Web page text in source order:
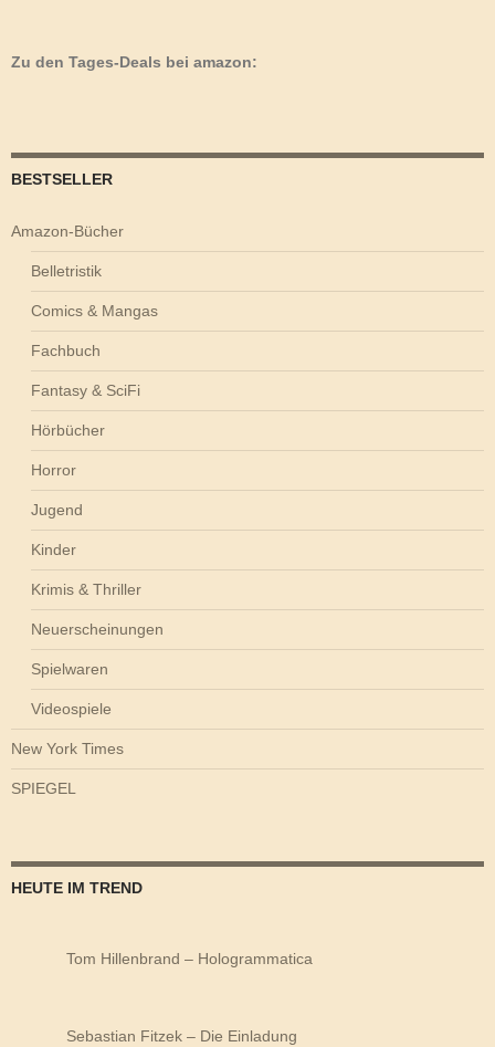
Zu den Tages-Deals bei amazon:
BESTSELLER
Amazon-Bücher
Belletristik
Comics & Mangas
Fachbuch
Fantasy & SciFi
Hörbücher
Horror
Jugend
Kinder
Krimis & Thriller
Neuerscheinungen
Spielwaren
Videospiele
New York Times
SPIEGEL
HEUTE IM TREND
Tom Hillenbrand – Hologrammatica
Sebastian Fitzek – Die Einladung